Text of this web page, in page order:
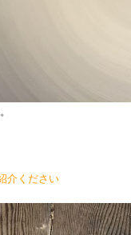
介ください